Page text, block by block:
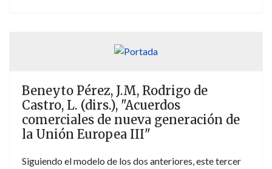
Beneyto Pérez, J.M, Rodrigo de
Castro, L. (dirs.), "Acuerdos
comerciales de nueva generación de
la Unión Europea III"
Siguiendo el modelo de los dos anteriores, este tercer